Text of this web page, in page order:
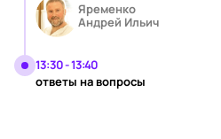
Яременко
Андрей Ильич
13:30 - 13:40
ответы на вопросы